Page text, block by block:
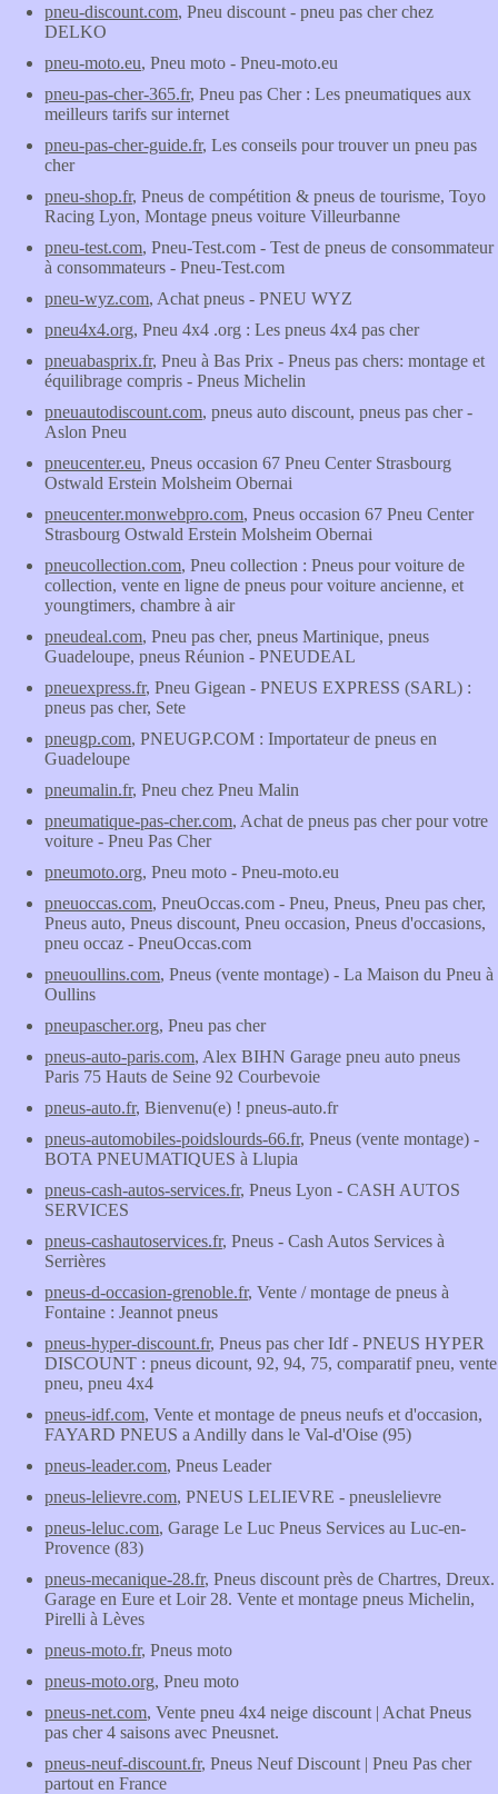
pneu-discount.com, Pneu discount - pneu pas cher chez
DELKO
pneu-moto.eu, Pneu moto - Pneu-moto.eu
pneu-pas-cher-365.fr, Pneu pas Cher : Les pneumatiques aux
meilleurs tarifs sur internet
pneu-pas-cher-guide.fr, Les conseils pour trouver un pneu pas
cher
pneu-shop.fr, Pneus de compétition & pneus de tourisme, Toyo
Racing Lyon, Montage pneus voiture Villeurbanne
pneu-test.com, Pneu-Test.com - Test de pneus de consommateur
à consommateurs - Pneu-Test.com
pneu-wyz.com, Achat pneus - PNEU WYZ
pneu4x4.org, Pneu 4x4 .org : Les pneus 4x4 pas cher
pneuabasprix.fr, Pneu à Bas Prix - Pneus pas chers: montage et
équilibrage compris - Pneus Michelin
pneuautodiscount.com, pneus auto discount, pneus pas cher -
Aslon Pneu
pneucenter.eu, Pneus occasion 67 Pneu Center Strasbourg
Ostwald Erstein Molsheim Obernai
pneucenter.monwebpro.com, Pneus occasion 67 Pneu Center
Strasbourg Ostwald Erstein Molsheim Obernai
pneucollection.com, Pneu collection : Pneus pour voiture de
collection, vente en ligne de pneus pour voiture ancienne, et
youngtimers, chambre à air
pneudeal.com, Pneu pas cher, pneus Martinique, pneus
Guadeloupe, pneus Réunion - PNEUDEAL
pneuexpress.fr, Pneu Gigean - PNEUS EXPRESS (SARL) :
pneus pas cher, Sete
pneugp.com, PNEUGP.COM : Importateur de pneus en
Guadeloupe
pneumalin.fr, Pneu chez Pneu Malin
pneumatique-pas-cher.com, Achat de pneus pas cher pour votre
voiture - Pneu Pas Cher
pneumoto.org, Pneu moto - Pneu-moto.eu
pneuoccas.com, PneuOccas.com - Pneu, Pneus, Pneu pas cher,
Pneus auto, Pneus discount, Pneu occasion, Pneus d'occasions,
pneu occaz - PneuOccas.com
pneuoullins.com, Pneus (vente montage) - La Maison du Pneu à
Oullins
pneupascher.org, Pneu pas cher
pneus-auto-paris.com, Alex BIHN Garage pneu auto pneus
Paris 75 Hauts de Seine 92 Courbevoie
pneus-auto.fr, Bienvenu(e) ! pneus-auto.fr
pneus-automobiles-poidslourds-66.fr, Pneus (vente montage) -
BOTA PNEUMATIQUES à Llupia
pneus-cash-autos-services.fr, Pneus Lyon - CASH AUTOS
SERVICES
pneus-cashautoservices.fr, Pneus - Cash Autos Services à
Serrières
pneus-d-occasion-grenoble.fr, Vente / montage de pneus à
Fontaine : Jeannot pneus
pneus-hyper-discount.fr, Pneus pas cher Idf - PNEUS HYPER
DISCOUNT : pneus dicount, 92, 94, 75, comparatif pneu, vente
pneu, pneu 4x4
pneus-idf.com, Vente et montage de pneus neufs et d'occasion,
FAYARD PNEUS a Andilly dans le Val-d'Oise (95)
pneus-leader.com, Pneus Leader
pneus-lelievre.com, PNEUS LELIEVRE - pneuslelievre
pneus-leluc.com, Garage Le Luc Pneus Services au Luc-en-
Provence (83)
pneus-mecanique-28.fr, Pneus discount près de Chartres, Dreux.
Garage en Eure et Loir 28. Vente et montage pneus Michelin,
Pirelli à Lèves
pneus-moto.fr, Pneus moto
pneus-moto.org, Pneu moto
pneus-net.com, Vente pneu 4x4 neige discount | Achat Pneus
pas cher 4 saisons avec Pneusnet.
pneus-neuf-discount.fr, Pneus Neuf Discount | Pneu Pas cher
partout en France